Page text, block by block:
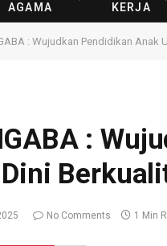
AGAMA
KERJA
: Wujudkan Pendidikan Anak
:
No Comments 1 Min